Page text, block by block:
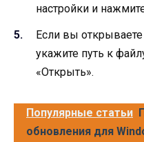
настройки и
Если вы
укажите путь к
«Открыть».
Популярные статьи
обновления для